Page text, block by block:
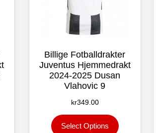
Billige Fotballdrakter
Juventus Hjemmedrakt
2024-2025 Dusan
Vlahovic 9
kr349.00
Select Options
produktet